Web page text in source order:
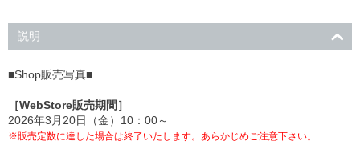
説明
■Shop販売写真■
［WebStore販売期間］
2026年3月20日（金）10：00～
※販売定数に達した場合は終了いたします。あらかじめご注意下さい。